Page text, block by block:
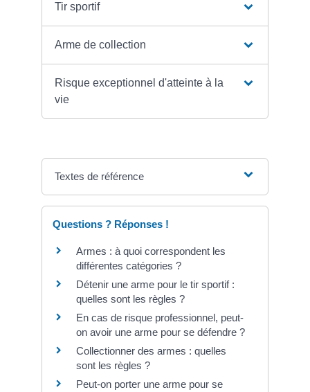
Tir sportif
Arme de collection
Risque exceptionnel d'atteinte à la
vie
Textes de référence
Questions ? Réponses !
Armes : à quoi correspondent les
différentes catégories ?
Détenir une arme pour le tir sportif :
quelles sont les règles ?
En cas de risque professionnel, peut-
on avoir une arme pour se défendre ?
Collectionner des armes : quelles
sont les règles ?
Peut-on porter une arme pour se